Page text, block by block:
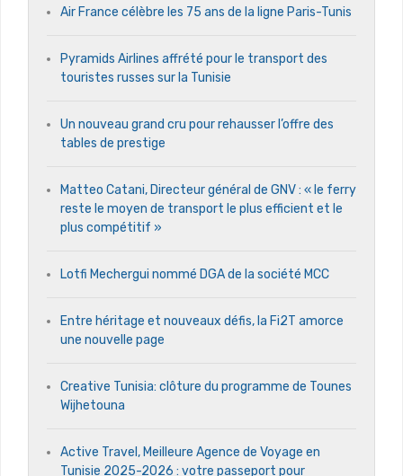
Air France célèbre les 75 ans de la ligne Paris-Tunis
Pyramids Airlines affrété pour le transport des
touristes russes sur la Tunisie
Un nouveau grand cru pour rehausser l’offre des
tables de prestige
Matteo Catani, Directeur général de GNV : « le ferry
reste le moyen de transport le plus efficient et le
plus compétitif »
Lotfi Mechergui nommé DGA de la société MCC
Entre héritage et nouveaux défis, la Fi2T amorce
une nouvelle page
Creative Tunisia: clôture du programme de Tounes
Wijhetouna
Active Travel, Meilleure Agence de Voyage en
Tunisie 2025-2026 : votre passeport pour